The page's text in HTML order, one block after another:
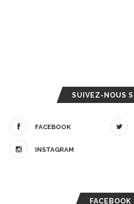
SUIVEZ-NOUS
FACEBOOK
INSTAGRAM
FACEBOOK